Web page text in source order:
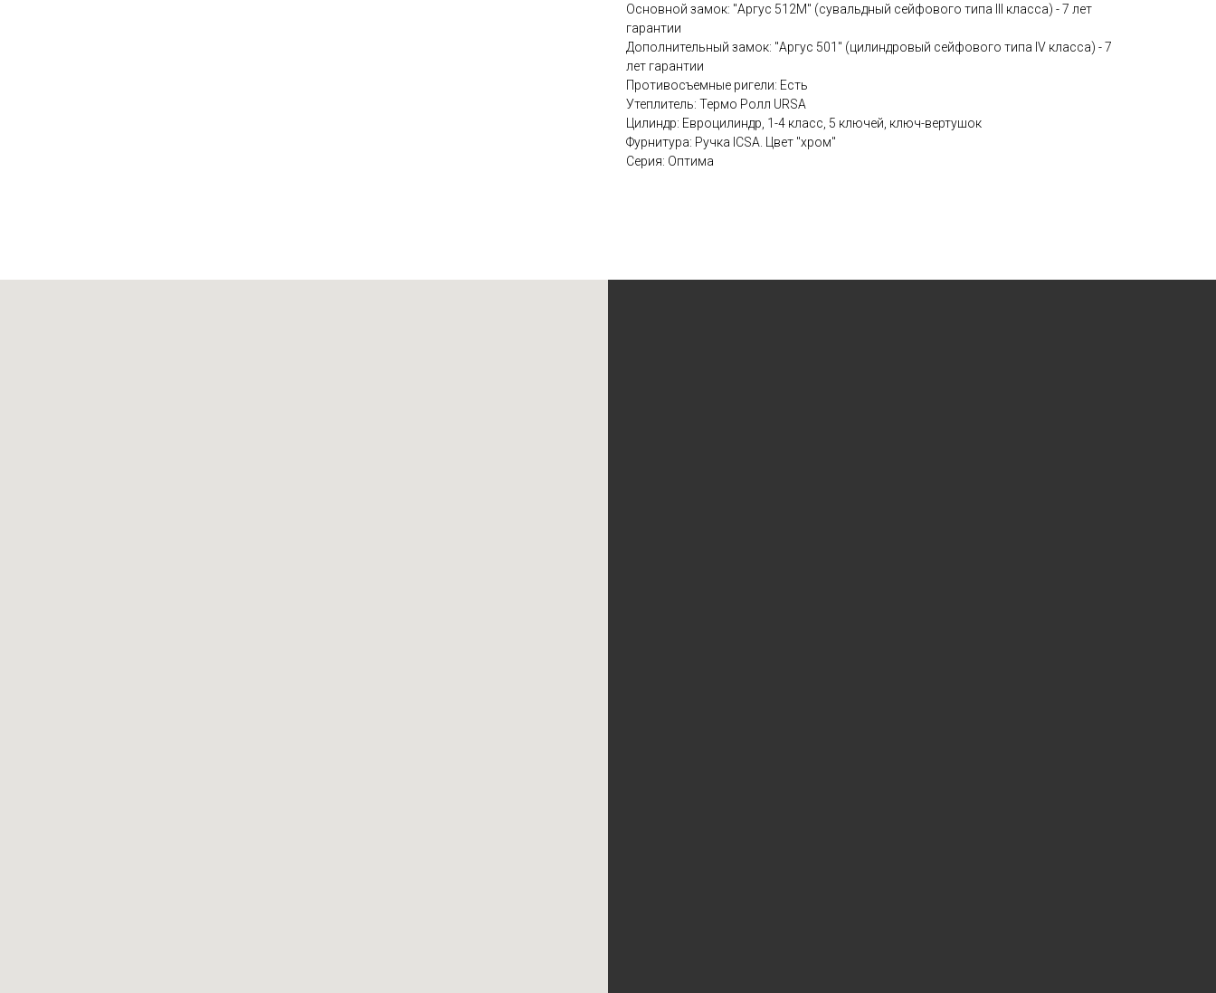
Основной замок: "Аргус 512М" (сувальдный сейфового типа III класса) - 7 лет
гарантии
Дополнительный замок: "Аргус 501" (цилиндровый сейфового типа IV класса) - 7
лет гарантии
Противосъемные ригели: Есть
Утеплитель: Термо Ролл URSA
Цилиндр: Евроцилиндр, 1-4 класс, 5 ключей, ключ-вертушок
Фурнитура: Ручка ICSA. Цвет "хром"
Серия: Оптима